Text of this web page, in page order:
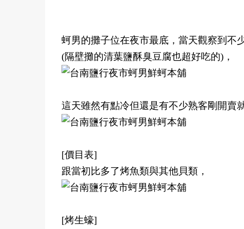
蚵男的攤子位在夜市最底，當天觀察到不
(隔壁攤的清葉鹽酥臭豆腐也超好吃的)，
這天雖然有點冷但還是有不少熟客剛開賣
[價目表]
跟當初比多了烤魚類與其他貝類，
[烤生蠔]